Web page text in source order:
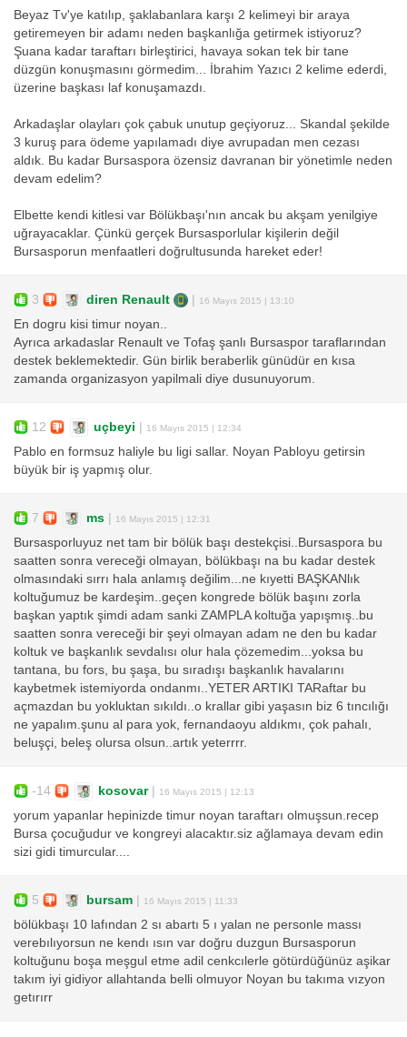
Beyaz Tv'ye katılıp, şaklabanlara karşı 2 kelimeyi bir araya
getiremeyen bir adamı neden başkanlığa getirmek istiyoruz?
Şuana kadar taraftarı birleştirici, havaya sokan tek bir tane
düzgün konuşmasını görmedim... İbrahim Yazıcı 2 kelime ederdi,
üzerine başkası laf konuşamazdı.
Arkadaşlar olayları çok çabuk unutup geçiyoruz... Skandal şekilde
3 kuruş para ödeme yapılamadı diye avrupadan men cezası
aldık. Bu kadar Bursaspora özensiz davranan bir yönetimle neden
devam edelim?
Elbette kendi kitlesi var Bölükbaşı'nın ancak bu akşam yenilgiye
uğrayacaklar. Çünkü gerçek Bursasporlular kişilerin değil
Bursasporun menfaatleri doğrultusunda hareket eder!
3 diren Renault 16 Mayıs 2015 | 13:10
En dogru kisi timur noyan..
Ayrıca arkadaslar Renault ve Tofaş şanlı Bursaspor taraflarından
destek beklemektedir. Gün birlik beraberlik günüdür en kısa
zamanda organizasyon yapilmali diye dusunuyorum.
12 uçbeyi 16 Mayıs 2015 | 12:34
Pablo en formsuz haliyle bu ligi sallar. Noyan Pabloyu getirsin
büyük bir iş yapmış olur.
7 ms 16 Mayıs 2015 | 12:31
Bursasporluyuz net tam bir bölük başı destekçisi..Bursaspora bu
saatten sonra vereceği olmayan, bölükbaşı na bu kadar destek
olmasındaki sırrı hala anlamış değilim...ne kıyetti BAŞKANlık
koltuğumuz be kardeşim..geçen kongrede bölük başını zorla
başkan yaptık şimdi adam sanki ZAMPLA koltuğa yapışmış..bu
saatten sonra vereceği bir şeyi olmayan adam ne den bu kadar
koltuk ve başkanlık sevdalısı olur hala çözemedim...yoksa bu
tantana, bu fors, bu şaşa, bu sıradışı başkanlık havalarını
kaybetmek istemiyorda ondanmı..YETER ARTIKI TARaftar bu
açmazdan bu yokluktan sıkıldı..o krallar gibi yaşasın biz 6 tıncılığı
ne yapalım.şunu al para yok, fernandaoyu aldıkmı, çok pahalı,
beluşçi, beleş olursa olsun..artık yeterrrr.
-14 kosovar| 16 Mayıs 2015 | 12:13
yorum yapanlar hepinizde timur noyan taraftarı olmuşsun.recep
Bursa çocuğudur ve kongreyi alacaktır.siz ağlamaya devam edin
sizi gidi timurcular....
5 bursam 16 Mayıs 2015 | 11:33
bölükbaşı 10 lafından 2 sı abartı 5 ı yalan ne personle massı
verebılıyorsun ne kendı ısın var doğru duzgun Bursasporun
koltuğunu boşa meşgul etme adil cenkcılerle götürdüğünüz aşikar
takım iyi gidiyor allahtanda belli olmuyor Noyan bu takıma vızyon
getırırr